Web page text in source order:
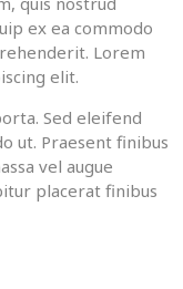
ex ea commodo
Lorem
elit.
Sed eleifend
ut. Praesent finibus
vel augue
placerat finibus